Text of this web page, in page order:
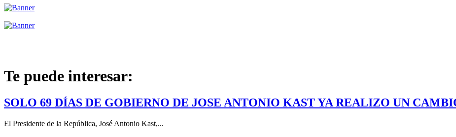
Te puede interesar:
SOLO 69 DÍAS DE GOBIERNO DE JOSE ANTONIO KAST YA REALIZO UN
El Presidente de la República, José Antonio Kast,...